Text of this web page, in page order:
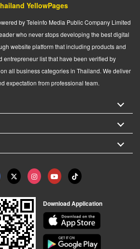
YellowPages
by Teleinfo Media Public Company Limited
who never stops developing the best digital
website platform that including products and
entrepreneur list that have been verified by
all business categories in Thailand. We deliver
expectation from professional team.
Download Application